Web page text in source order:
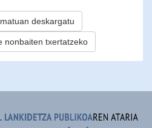
deskargatu
nonbaiten txertatzeko